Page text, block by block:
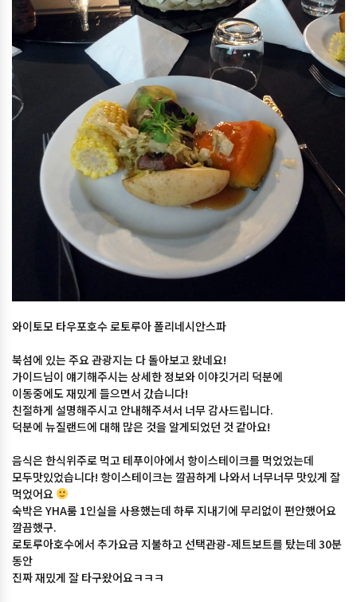
와이토모 타우포호수 로토루아 폴리네시안스파
북섬에 있는 주요 관광지는 다 돌아보고 왔네요!
가이드님이 얘기해주시는 상세한 정보와 이야깃거리 덕분에
이동중에도 재밌게 들으면서 갔습니다!
친절하게 설명해주시고 안내해주셔서 너무 감사드립니다.
덕분에 뉴질랜드에 대해 많은 것을 알게되었던 것 같아요!
음식은 한식위주로 먹고 테푸이아에서 항이스테이크를 먹었었는데
모두맛있었습니다! 항이스테이크는 깔끔하게 나와서 너무너무 맛있게 잘
먹었어요
숙박은 YHA룸 1인실을 사용했는데 하루 지내기에 무리없이 편안했어요
깔끔했구.
로토루아호수에서 추가요금 지불하고 선택관광-제트보트를 탔는데 30분
동안
진짜 재밌게 잘 타구왔어요ㅋㅋㅋ